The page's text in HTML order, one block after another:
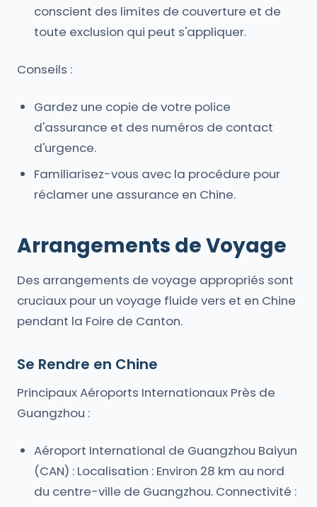
conscient des limites de couverture et de
toute exclusion qui peut s'appliquer.
Conseils :
Gardez une copie de votre police
d'assurance et des numéros de contact
d'urgence.
Familiarisez-vous avec la procédure pour
réclamer une assurance en Chine.
Arrangements de Voyage
Des arrangements de voyage appropriés sont
cruciaux pour un voyage fluide vers et en Chine
pendant la Foire de Canton.
Se Rendre en Chine
Principaux Aéroports Internationaux Près de
Guangzhou :
Aéroport International de Guangzhou Baiyun
(CAN) : Localisation : Environ 28 km au nord
du centre-ville de Guangzhou. Connectivité :